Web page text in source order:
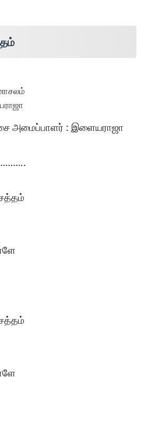
அமைப்பாளர் : இளையராஜா